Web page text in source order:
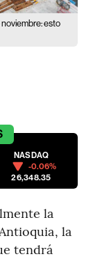
esto
NASDAQ
-0.06%
26,348.35
la
la
tendrá